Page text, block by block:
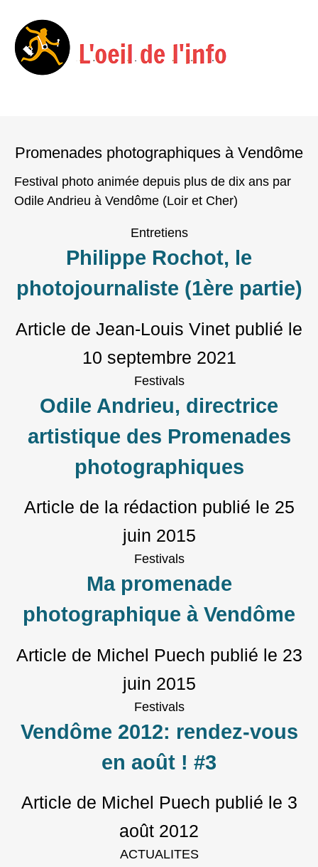
Promenades photographiques à Vendôme
Festival photo animée depuis plus de dix ans par
Odile Andrieu à Vendôme (Loir et Cher)
Entretiens
Philippe Rochot, le
photojournaliste (1ère partie)
Article de Jean-Louis Vinet publié le
10 septembre 2021
Festivals
Odile Andrieu, directrice
artistique des Promenades
photographiques
Article de la rédaction publié le 25
juin 2015
Festivals
Ma promenade
photographique à Vendôme
Article de Michel Puech publié le 23
juin 2015
Festivals
Vendôme 2012: rendez-vous
en août ! #3
Article de Michel Puech publié le 3
août 2012
ACTUALITES